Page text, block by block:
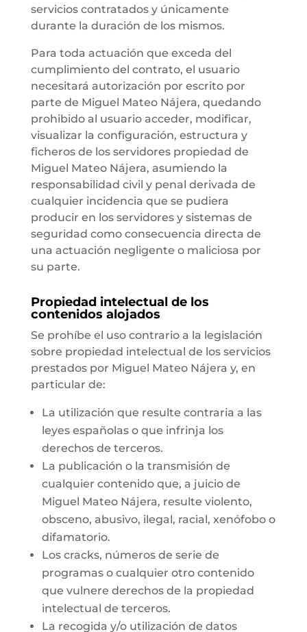
servicios contratados y únicamente
durante la duración de los mismos.
Para toda actuación que exceda del
cumplimiento del contrato, el usuario
necesitará autorización por escrito por
parte de Miguel Mateo Nájera, quedando
prohibido al usuario acceder, modificar,
visualizar la configuración, estructura y
ficheros de los servidores propiedad de
Miguel Mateo Nájera, asumiendo la
responsabilidad civil y penal derivada de
cualquier incidencia que se pudiera
producir en los servidores y sistemas de
seguridad como consecuencia directa de
una actuación negligente o maliciosa por
su parte.
Propiedad intelectual de los
contenidos alojados
Se prohíbe el uso contrario a la legislación
sobre propiedad intelectual de los servicios
prestados por Miguel Mateo Nájera y, en
particular de:
La utilización que resulte contraria a las
leyes españolas o que infrinja los
derechos de terceros.
La publicación o la transmisión de
cualquier contenido que, a juicio de
Miguel Mateo Nájera, resulte violento,
obsceno, abusivo, ilegal, racial, xenófobo o
difamatorio.
Los cracks, números de serie de
programas o cualquier otro contenido
que vulnere derechos de la propiedad
intelectual de terceros.
La recogida y/o utilización de datos